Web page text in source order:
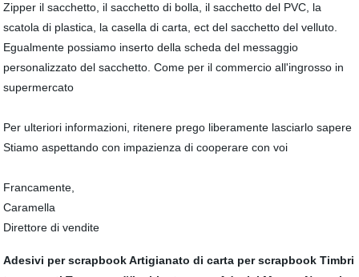
Zipper il sacchetto, il sacchetto di bolla, il sacchetto del PVC, la
scatola di plastica, la casella di carta, ect del sacchetto del velluto.
Egualmente possiamo inserto della scheda del messaggio
personalizzato del sacchetto. Come per il commercio all'ingrosso in
supermercato
Per ulteriori informazioni, ritenere prego liberamente lasciarlo sapere
Stiamo aspettando con impazienza di cooperare con voi
Francamente,
Caramella
Direttore di vendite
Adesivi per scrapbook Artigianato di carta per scrapbook Timbri